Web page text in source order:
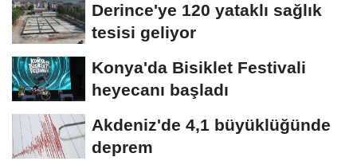
Derince'ye 120 yataklı sağlık
tesisi geliyor
Konya'da Bisiklet Festivali
heyecanı başladı
Akdeniz'de 4,1 büyüklüğünde
deprem